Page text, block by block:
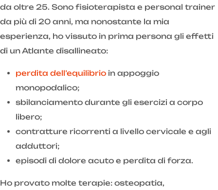
da oltre 25. Sono fisioterapista e personal trainer
da più di 20 anni, ma nonostante la mia
esperienza, ho vissuto in prima persona gli effetti
di un Atlante disallineato:
perdita dell’equilibrio in appoggio
monopodalico;
sbilanciamento durante gli esercizi a corpo
libero;
contratture ricorrenti a livello cervicale e agli
adduttori;
episodi di dolore acuto e perdita di forza.
Ho provato molte terapie: osteopatia,